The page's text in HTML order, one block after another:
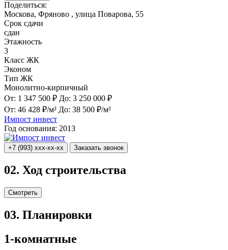
Поделиться:
Москова, Фряново , улица Поварова, 55
Срок сдачи
сдан
Этажность
3
Класс ЖК
Эконом
Тип ЖК
Монолитно-кирпичный
От: 1 347 500 ₽ До: 3 250 000 ₽
От: 46 428 ₽/м² До: 38 500 ₽/м²
Импост инвест
Год основания: 2013
+7 (993) xxx-xx-xx Заказать звонок
02. Ход строительства
Смотреть
03. Планировки
1-комнатные